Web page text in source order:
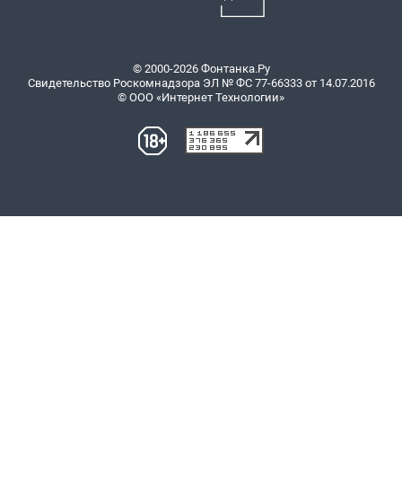
© 2000-2026 Фонтанка.Ру
Свидетельство Роскомнадзора ЭЛ № ФС 77-66333 от 14.07.2016
© ООО «Интернет Технологии»